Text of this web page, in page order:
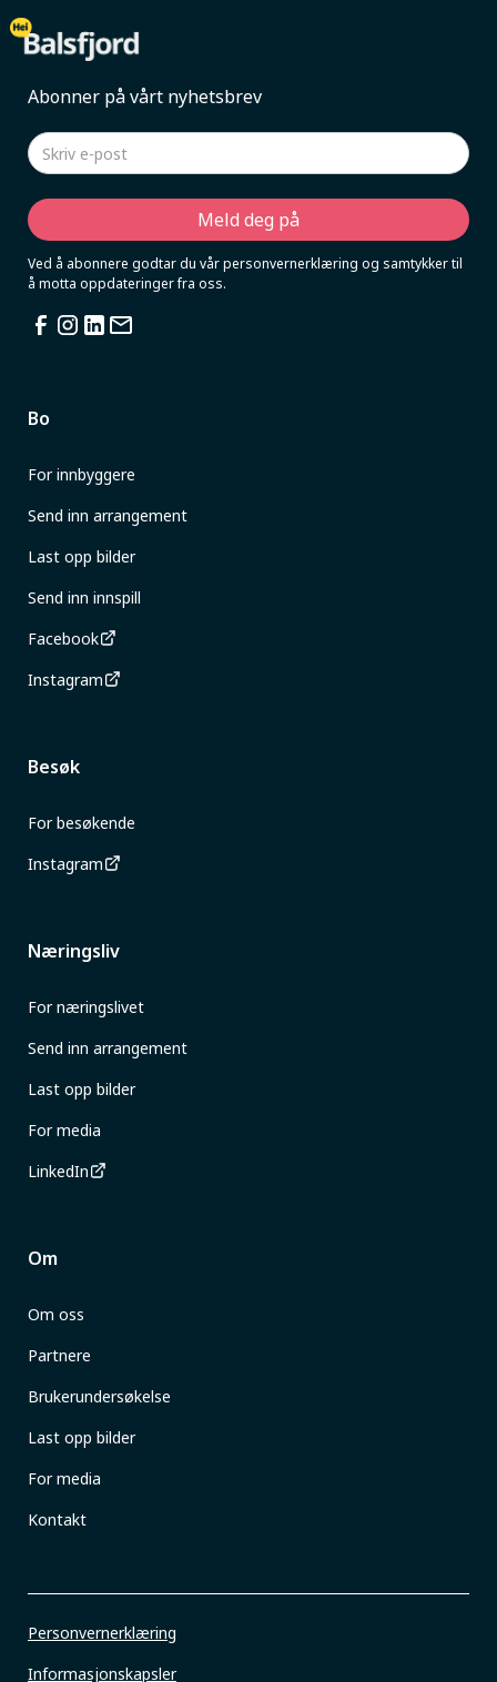
Abonner på vårt nyhetsbrev
Ved å abonnere godtar du vår personvernerklæring og samtykker til
å motta oppdateringer fra oss.
Bo
For innbyggere
Send inn arrangement
Last opp bilder
Send inn innspill
Facebook
Instagram
Besøk
For besøkende
Instagram
Næringsliv
For næringslivet
Send inn arrangement
Last opp bilder
For media
LinkedIn
Om
Om oss
Partnere
Brukerundersøkelse
Last opp bilder
For media
Kontakt
Personvernerklæring
Informasjonskapsler